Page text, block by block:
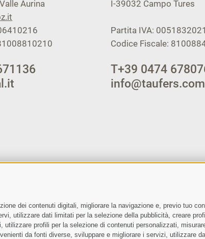
dei contenuti digitali, migliorare la navigazione e, previo tuo
utilizzare dati limitati per la selezione della pubblicità, creare
profili per la selezione di contenuti personalizzati,
da fonti diverse, sviluppare e migliorare i servizi, utilizzare
Aurina
I-39032 Campo Tures
Partita IVA:
Codice Fiscale:
T+39 0474
info@taufers.com
al trattamento dei dati personali